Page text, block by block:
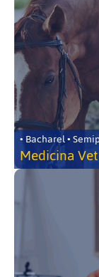
• Bacharel •
Medicina